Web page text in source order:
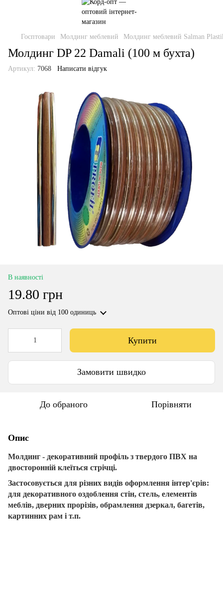
Госптовари Молдинг меблевий Молдинг меблевий Salman
Молдинг DP 22 Damali (100 м бухта)
Артикул: 7068 Написати відгук
В наявності
19.80 грн
Оптові ціни від 100 одиниць
Купити
Замовити швидко
До обраного Порівняти
Опис
Молдинг - декоративний профіль з твердого ПВХ на
двосторонній клеїться стрічці.
Застосовується для різних видів оформлення інтер'єрів:
для декоративного оздоблення стін, стель, елементів
меблів, дверних прорізів, обрамлення дзеркал, багетів,
картинних рам і т.п.